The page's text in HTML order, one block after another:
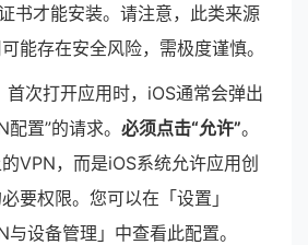
书才能安装。请注意，此类来源
能存在安全风险，需极度谨慎。
首次打开应用时，iOS通常会弹出
置”的请求。 必须点击“允许”。
VPN，而是iOS系统允许应用创
要权限。您可以在「设置」
设备管理」中查看此配置。